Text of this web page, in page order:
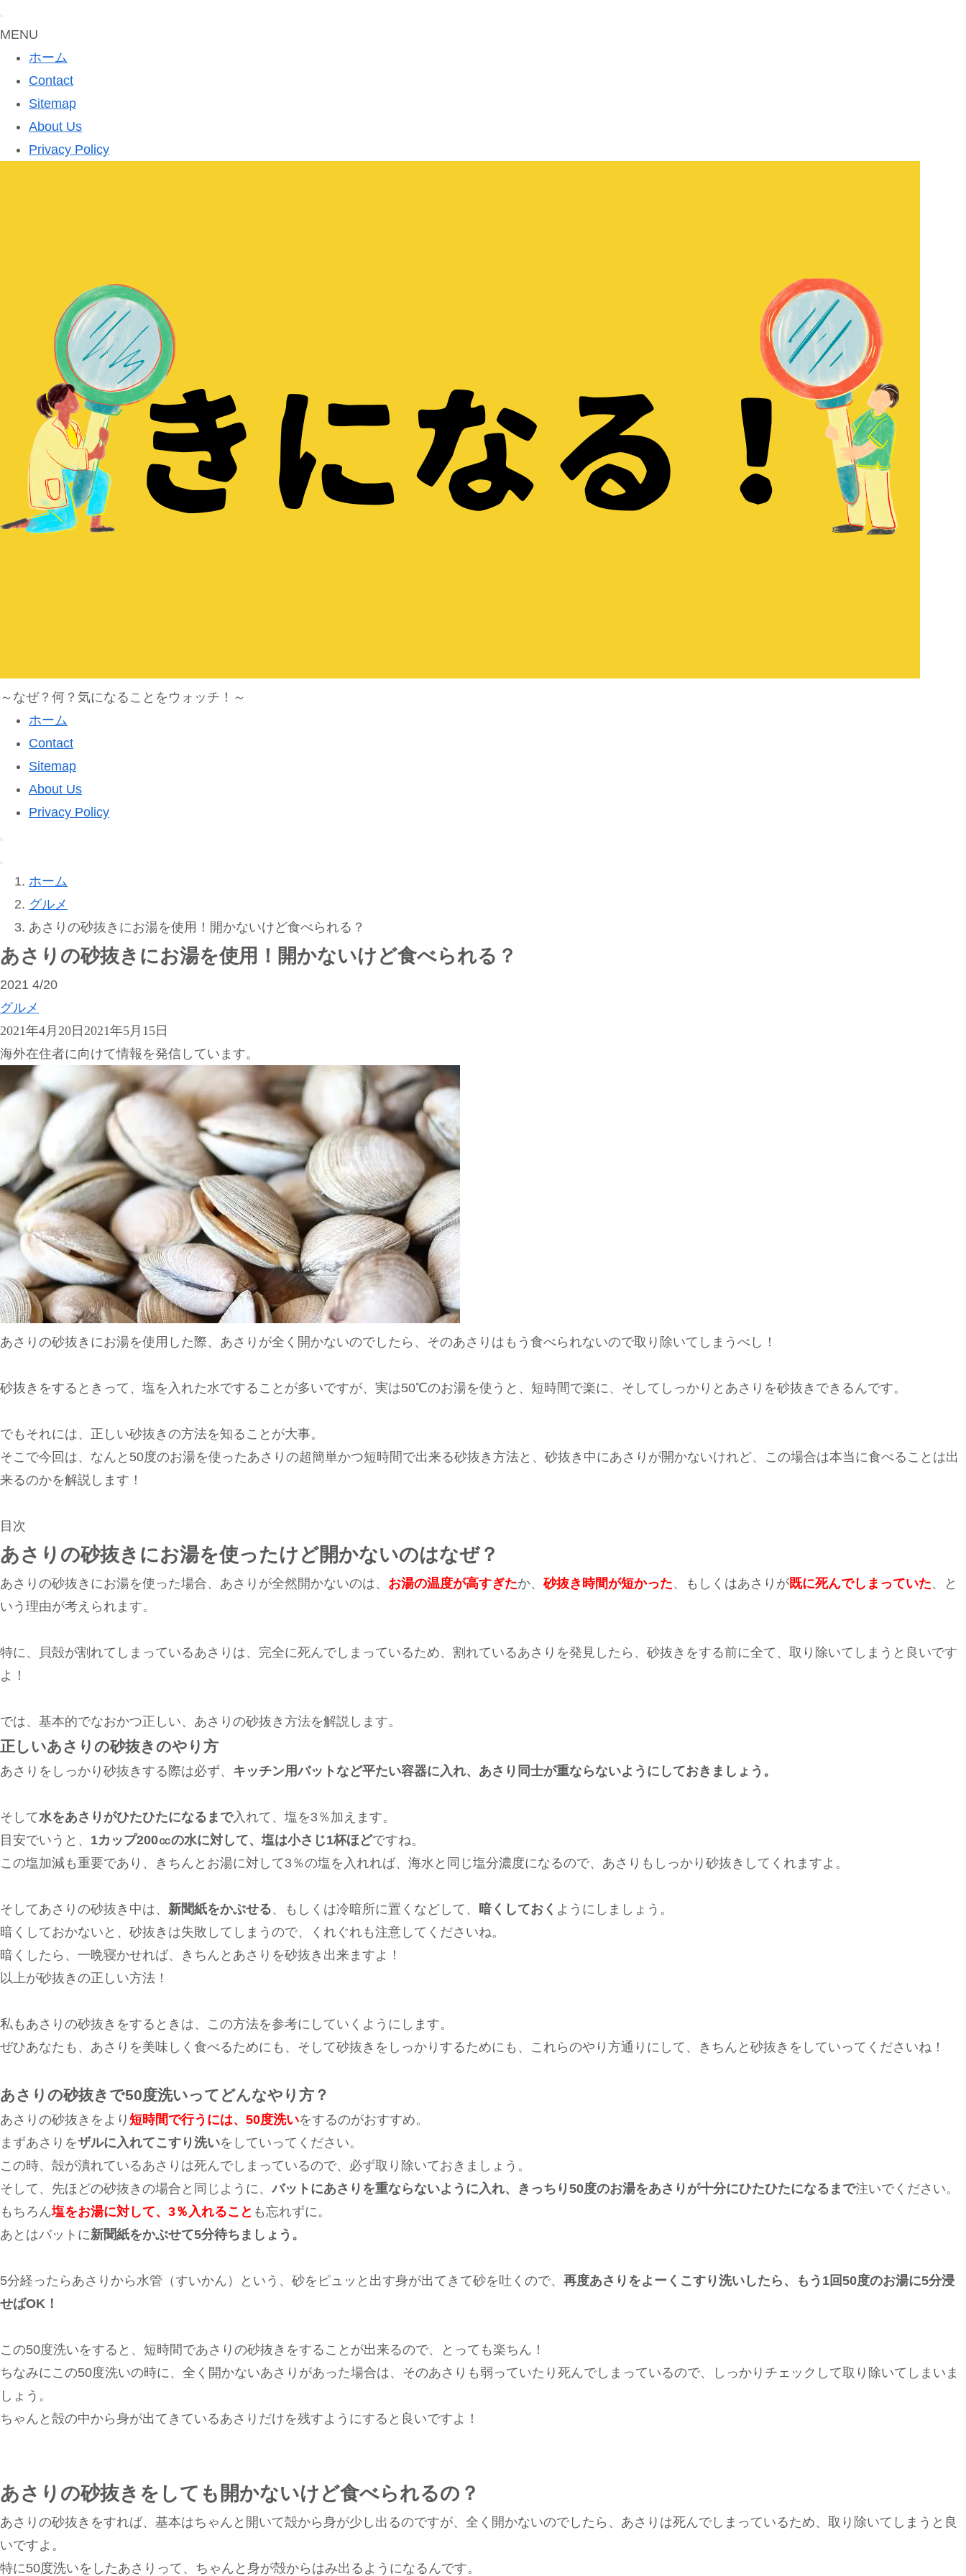
MENU
ホーム
Contact
Sitemap
About Us
Privacy Policy
～なぜ？何？気になることをウォッチ！～
ホーム
Contact
Sitemap
About Us
Privacy Policy
ホーム
グルメ
あさりの砂抜きにお湯を使用！開かないけど食べられる？
あさりの砂抜きにお湯を使用！開かないけど食べられる？
2021 4/20
グルメ
2021年4月20日 2021年5月15日
海外在住者に向けて情報を発信しています。
あさりの砂抜きにお湯を使用した際、あさりが全く開かないのでしたら、そのあさりはもう食べられないので取り除いてしまうべし！
砂抜きをするときって、塩を入れた水ですることが多いですが、実は50℃のお湯を使うと、短時間で楽に、そしてしっかりとあさりを砂抜きできるんです。
でもそれには、正しい砂抜きの方法を知ることが大事。
そこで今回は、なんと50度のお湯を使ったあさりの超簡単かつ短時間で出来る砂抜き方法と、砂抜き中にあさりが開かないけれど、この場合は本当に食べることは出
来るのかを解説します！
目次
あさりの砂抜きにお湯を使ったけど開かないのはなぜ？
あさりの砂抜きにお湯を使った場合、あさりが全然開かないのは、 お湯の温度が高すぎたか、砂抜き時間が短かった、もしくはあさりが既に死んでしまっていた、と
いう理由が考えられます。
特に、貝殻が割れてしまっているあさりは、完全に死んでしまっているため、割れているあさりを発見したら、砂抜きをする前に全て、取り除いてしまうと良いです
よ！
では、基本的でなおかつ正しい、あさりの砂抜き方法を解説します。
正しいあさりの砂抜きのやり方
あさりをしっかり砂抜きする際は必ず、 キッチン用バットなど平たい容器に入れ、あさり同士が重ならないようにしておきましょう。
そして水をあさりがひたひたになるまで入れて、塩を3％加えます。
目安でいうと、 1カップ200㏄の水に対して、塩は小さじ1杯ほどですね。
この塩加減も重要であり、きちんとお湯に対して3％の塩を入れれば、海水と同じ塩分濃度になるので、あさりもしっかり砂抜きしてくれますよ。
そしてあさりの砂抜き中は、 新聞紙をかぶせる、もしくは冷暗所に置くなどして、 暗くしておく ようにしましょう。
暗くしておかないと、砂抜きは失敗してしまうので、くれぐれも注意してくださいね。
暗くしたら、一晩寝かせれば、きちんとあさりを砂抜き出来ますよ！
以上が砂抜きの正しい方法！
私もあさりの砂抜きをするときは、この方法を参考にしていくようにします。
ぜひあなたも、あさりを美味しく食べるためにも、そして砂抜きをしっかりするためにも、これらのやり方通りにして、きちんと砂抜きをしていってくださいね！
あさりの砂抜きで50度洗いってどんなやり方？
あさりの砂抜きをより 短時間で行うには、50度洗いをするのがおすすめ。
まずあさりをザルに入れてこすり洗いをしていってください。
この時、殻が潰れているあさりは死んでしまっているので、必ず取り除いておきましょう。
そして、先ほどの砂抜きの場合と同じように、バットにあさりを重ならないように入れ、きっちり50度のお湯をあさりが十分にひたひたになるまで注いでください。
もちろん塩をお湯に対して、3％入れること も忘れずに。
あとはバットに新聞紙をかぶせて5分待ちましょう。
5分経ったらあさりから水管（すいかん）という、砂をピュッと出す身が出てきて砂を吐くので、 再度あさりをよーくこすり洗いしたら、もう1回50度のお湯に5分浸
せばOK！
この50度洗いをすると、短時間であさりの砂抜きをすることが出来るので、とっても楽ちん！
ちなみにこの50度洗いの時に、全く開かないあさりがあった場合は、そのあさりも弱っていたり死んでしまっているので、しっかりチェックして取り除いてしまいま
しょう。
ちゃんと殻の中から身が出てきているあさりだけを残すようにすると良いですよ！
あさりの砂抜きをしても開かないけど食べられるの？
あさりの砂抜きをすれば、基本はちゃんと開いて殻から身が少し出るのですが、全く開かないのでしたら、あさりは死んでしまっているため、取り除いてしまうと良
いですよ。
特に50度洗いをしたあさりって、ちゃんと身が殻からはみ出るようになるんです。